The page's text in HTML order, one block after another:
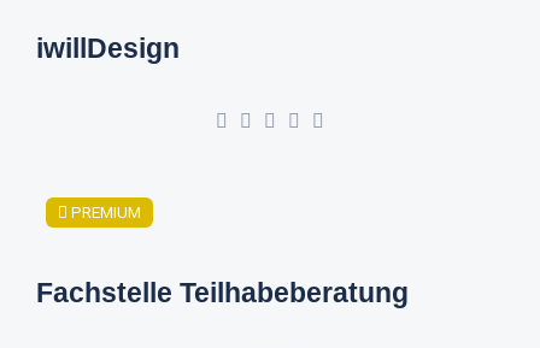
iwillDesign
PREMIUM
Fachstelle Teilhabeberatung